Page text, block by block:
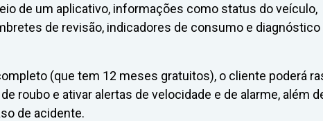
de um aplicativo, informações como status do veículo,
de revisão, indicadores de consumo e diagnóstico
(que tem 12 meses gratuitos), o cliente poderá
roubo e ativar alertas de velocidade e de alarme, além
de acidente.